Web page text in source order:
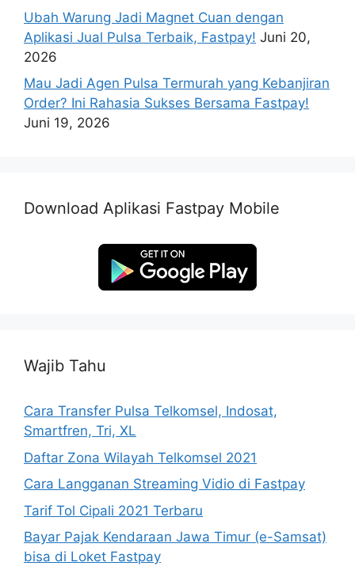
Ubah Warung Jadi Magnet Cuan dengan
Aplikasi Jual Pulsa Terbaik, Fastpay! Juni 20,
2026
Mau Jadi Agen Pulsa Termurah yang Kebanjiran
Order? Ini Rahasia Sukses Bersama Fastpay!
Juni 19, 2026
Download Aplikasi Fastpay Mobile
Wajib Tahu
Cara Transfer Pulsa Telkomsel, Indosat,
Smartfren, Tri, XL
Daftar Zona Wilayah Telkomsel 2021
Cara Langganan Streaming Vidio di Fastpay
Tarif Tol Cipali 2021 Terbaru
Bayar Pajak Kendaraan Jawa Timur (e-Samsat)
bisa di Loket Fastpay